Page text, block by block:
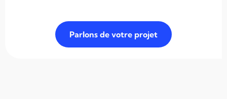
Parlons de votre projet